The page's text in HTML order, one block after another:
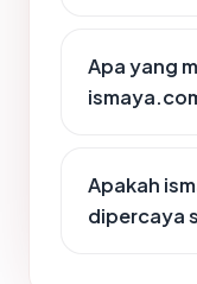
Apa yang
Apakah
dipercaya